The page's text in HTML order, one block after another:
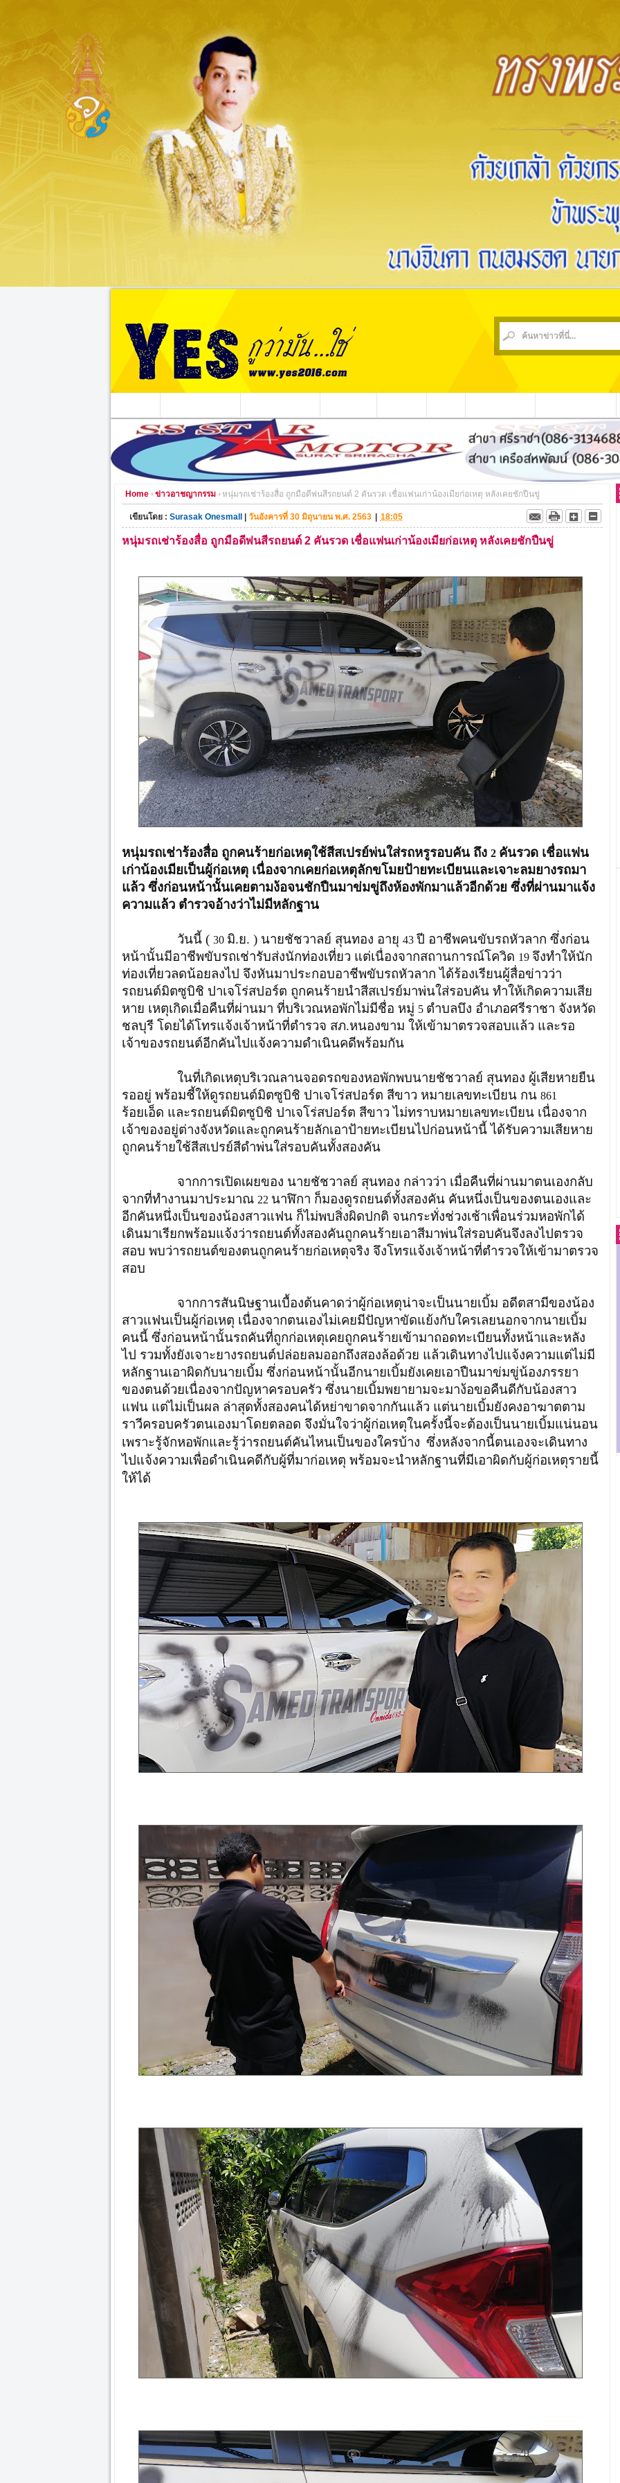
Home ข่าวอาชญากรรม หนุ่มรถเช่าร้องสื่อ ถูกมือดีพ่นสีรถยนต์ 2 คันรวด เชื่อแฟนเก่าน้องเมียก่อเหตุ หลังเคยชักปืนขู่
เขียนโดย : Surasak Onesmall วันอังคารที่ 30 มิถุนายน พ.ศ. 2563 18:05
หนุ่มรถเช่าร้องสื่อ ถูกมือดีพ่นสีรถยนต์ 2 คันรวด เชื่อแฟนเก่าน้องเมียก่อเหตุ หลังเคยชักปืนขู่
หนุ่มรถเช่าร้องสื่อ ถูกคนร้ายก่อเหตุใช้สีสเปรย์พ่นใส่รถหรูรอบคัน ถึง 2 คันรวด เชื่อแฟน
เก่าน้องเมียเป็นผู้ก่อเหตุ เนื่องจากเคยก่อเหตุลักขโมยป้ายทะเบียนและเจาะลมยางรถมา
แล้ว ซึ่งก่อนหน้านั้นเคยตามง้อจนชักปืนมาข่มขู่ถึงห้องพักมาแล้วอีกด้วย ซึ่งที่ผ่านมาแจ้ง
ความแล้ว ตำรวจอ้างว่าไม่มีหลักฐาน
วันนี้ ( 30 มิ.ย. ) นายชัชวาลย์ สุนทอง อายุ 43 ปี อาชีพคนขับรถหัวลาก ซึ่งก่อน
หน้านั้นมีอาชีพขับรถเช่ารับส่งนักท่องเที่ยว แต่เนื่องจากสถานการณ์โควิด 19 จึงทำให้นัก
ท่องเที่ยวลดน้อยลงไป จึงหันมาประกอบอาชีพขับรถหัวลาก ได้ร้องเรียนผู้สื่อข่าวว่า
รถยนต์มิตซูบิชิ ปาเจโร่สปอร์ต ถูกคนร้ายนำสีสเปรย์มาพ่นใส่รอบคัน ทำให้เกิดความเสีย
หาย เหตุเกิดเมื่อคืนที่ผ่านมา ที่บริเวณหอพักไม่มีชื่อ หมู่ 5 ตำบลบึง อำเภอศรีราชา จังหวัด
ชลบุรี โดยได้โทรแจ้งเจ้าหน้าที่ตำรวจ สภ.หนองขาม ให้เข้ามาตรวจสอบแล้ว และรอ
เจ้าของรถยนต์อีกคันไปแจ้งความดำเนินคดีพร้อมกัน
ในที่เกิดเหตุบริเวณลานจอดรถของหอพักพบนายชัชวาลย์ สุนทอง ผู้เสียหายยืน
รออยู่ พร้อมชี้ให้ดูรถยนต์มิตซูบิชิ ปาเจโร่สปอร์ต สีขาว หมายเลขทะเบียน กน 861
ร้อยเอ็ด และรถยนต์มิตซูบิชิ ปาเจโร่สปอร์ต สีขาว ไม่ทราบหมายเลขทะเบียน เนื่องจาก
เจ้าของอยู่ต่างจังหวัดและถูกคนร้ายลักเอาป้ายทะเบียนไปก่อนหน้านี้ ได้รับความเสียหาย
ถูกคนร้ายใช้สีสเปรย์สีดำพ่นใส่รอบคันทั้งสองคัน
จากการเปิดเผยของ นายชัชวาลย์ สุนทอง กล่าวว่า เมื่อคืนที่ผ่านมาตนเองกลับ
จากที่ทำงานมาประมาณ 22 นาฬิกา ก็มองดูรถยนต์ทั้งสองคัน คันหนึ่งเป็นของตนเองและ
อีกคันหนึ่งเป็นของน้องสาวแฟน ก็ไม่พบสิ่งผิดปกติ จนกระทั่งช่วงเช้าเพื่อนร่วมหอพักได้
เดินมาเรียกพร้อมแจ้งว่ารถยนต์ทั้งสองคันถูกคนร้ายเอาสีมาพ่นใส่รอบคันจึงลงไปตรวจ
สอบ พบว่ารถยนต์ของตนถูกคนร้ายก่อเหตุจริง จึงโทรแจ้งเจ้าหน้าที่ตำรวจให้เข้ามาตรวจ
สอบ
จากการสันนิษฐานเบื้องต้นคาดว่าผู้ก่อเหตุน่าจะเป็นนายเบิ้ม อดีตสามีของน้อง
สาวแฟนเป็นผู้ก่อเหตุ เนื่องจากตนเองไม่เคยมีปัญหาขัดแย้งกับใครเลยนอกจากนายเบิ้ม
คนนี้ ซึ่งก่อนหน้านั้นรถคันที่ถูกก่อเหตุเคยถูกคนร้ายเข้ามาถอดทะเบียนทั้งหน้าและหลัง
ไป รวมทั้งยังเจาะยางรถยนต์ปล่อยลมออกถึงสองล้อด้วย แล้วเดินทางไปแจ้งความแต่ไม่มี
หลักฐานเอาผิดกับนายเบิ้ม ซึ่งก่อนหน้านั้นอีกนายเบิ้มยังเคยเอาปืนมาข่มขู่น้องภรรยา
ของตนด้วยเนื่องจากปัญหาครอบครัว ซึ่งนายเบิ้มพยายามจะมาง้อขอคืนดีกับน้องสาว
แฟน แต่ไม่เป็นผล ล่าสุดทั้งสองคนได้หย่าขาดจากกันแล้ว แต่นายเบิ้มยังคงอาฆาตตาม
ราวีครอบครัวตนเองมาโดยตลอด จึงมั่นใจว่าผู้ก่อเหตุในครั้งนี้จะต้องเป็นนายเบิ้มแน่นอน
เพราะรู้จักหอพักและรู้ว่ารถยนต์คันไหนเป็นของใครบ้าง ซึ่งหลังจากนี้ตนเองจะเดินทาง
ไปแจ้งความเพื่อดำเนินคดีกับผู้ที่มาก่อเหตุ พร้อมจะนำหลักฐานที่มีเอาผิดกับผู้ก่อเหตุรายนี้
ให้ได้